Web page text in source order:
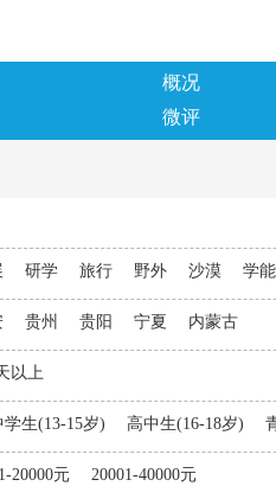
概况
微评
研学 旅行 野外 沙漠 学能
贵州 贵阳 宁夏 内蒙古
以上
学生(13-15岁) 高中生(16-18岁)
20000元 20001-40000元